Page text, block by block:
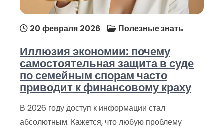
20 февраля 2026 Полезные знать
Иллюзия экономии: почему
самостоятельная защита в суде
по семейным спорам часто
приводит к финансовому краху
В 2026 году доступ к информации стал
абсолютным. Кажется, что любую проблему